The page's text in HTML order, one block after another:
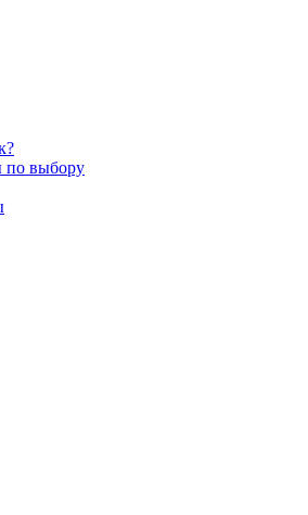
по выбору